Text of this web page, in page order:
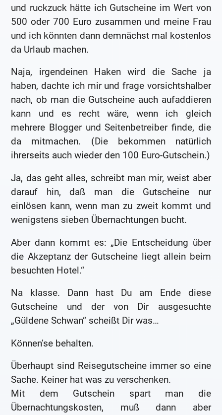
und ruckzuck hätte ich Gutscheine im Wert von
500 oder 700 Euro zusammen und meine Frau
und ich könnten dann demnächst mal kostenlos
da Urlaub machen.
Naja, irgendeinen Haken wird die Sache ja
haben, dachte ich mir und frage vorsichtshalber
nach, ob man die Gutscheine auch aufaddieren
kann und es recht wäre, wenn ich gleich
mehrere Blogger und Seitenbetreiber finde, die
da mitmachen. (Die bekommen natürlich
ihrerseits auch wieder den 100 Euro-Gutschein.)
Ja, das geht alles, schreibt man mir, weist aber
darauf hin, daß man die Gutscheine nur
einlösen kann, wenn man zu zweit kommt und
wenigstens sieben Übernachtungen bucht.
Aber dann kommt es: „Die Entscheidung über
die Akzeptanz der Gutscheine liegt allein beim
besuchten Hotel.“
Na klasse. Dann hast Du am Ende diese
Gutscheine und der von Dir ausgesuchte
„Güldene Schwan“ scheißt Dir was…
Können’se behalten.
Überhaupt sind Reisegutscheine immer so eine
Sache. Keiner hat was zu verschenken.
Mit dem Gutschein spart man die
Übernachtungskosten, muß dann aber